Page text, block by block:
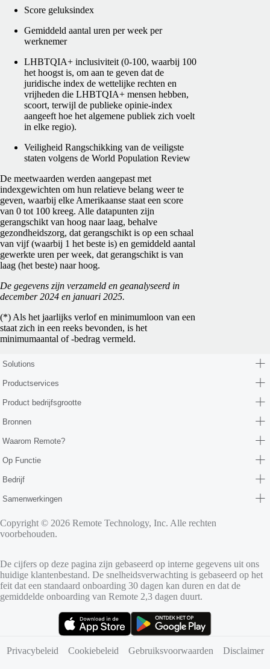
Score geluksindex
Gemiddeld aantal uren per week per
werknemer
LHBTQIA+ inclusiviteit (0-100, waarbij 100
het hoogst is, om aan te geven dat de
juridische index de wettelijke rechten en
vrijheden die LHBTQIA+ mensen hebben,
scoort, terwijl de publieke opinie-index
aangeeft hoe het algemene publiek zich voelt
in elke regio).
Veiligheid Rangschikking van de veiligste
staten volgens de World Population Review
De meetwaarden werden aangepast met
indexgewichten om hun relatieve belang weer te
geven, waarbij elke Amerikaanse staat een score
van 0 tot 100 kreeg. Alle datapunten zijn
gerangschikt van hoog naar laag, behalve
gezondheidszorg, dat gerangschikt is op een schaal
van vijf (waarbij 1 het beste is) en gemiddeld aantal
gewerkte uren per week, dat gerangschikt is van
laag (het beste) naar hoog.
De gegevens zijn verzameld en geanalyseerd in
december 2024 en januari 2025.
(*) Als het jaarlijks verlof en minimumloon van een
staat zich in een reeks bevonden, is het
minimumaantal of -bedrag vermeld.
Solutions
Productservices
Product bedrijfsgrootte
Bronnen
Waarom Remote?
Op Functie
Bedrijf
Samenwerkingen
Copyright © 2026 Remote Technology, Inc. Alle rechten
voorbehouden.
De cijfers op deze pagina zijn gebaseerd op interne gegevens uit ons
huidige klantenbestand. De snelheidsverwachting is gebaseerd op het
feit dat een standaard onboarding 30 dagen kan duren en dat de
gemiddelde onboarding van Remote 2,3 dagen duurt.
Privacybeleid
Cookiebeleid Gebruiksvoorwaarden Disclaimer